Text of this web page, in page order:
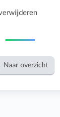
Naar overzicht